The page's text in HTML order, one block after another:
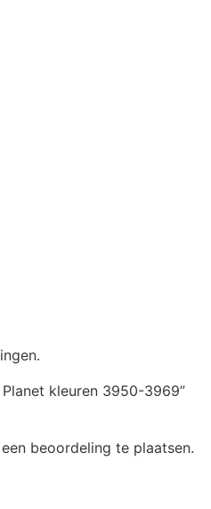
kleuren 3950-3969”
beoordeling te plaatsen.